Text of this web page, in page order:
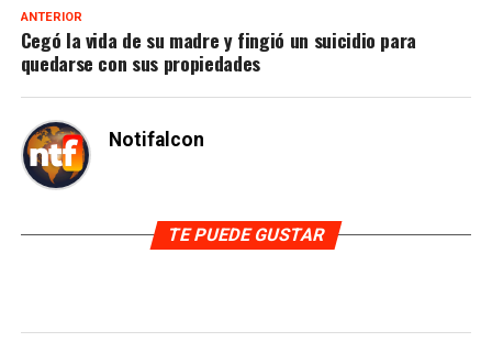
ANTERIOR
Cegó la vida de su madre y fingió un suicidio para
quedarse con sus propiedades
Notifalcon
TE PUEDE GUSTAR